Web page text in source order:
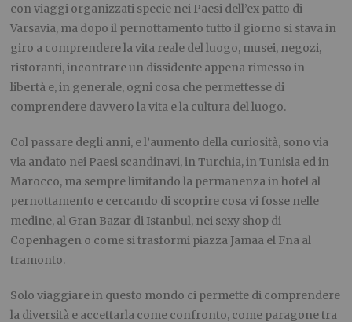
con viaggi organizzati specie nei Paesi dell’ex patto di
Varsavia, ma dopo il pernottamento tutto il giorno si stava in
giro a comprendere la vita reale del luogo, musei, negozi,
ristoranti, incontrare un dissidente appena rimesso in
libertà e, in generale, ogni cosa che permettesse di
comprendere davvero la vita e la cultura del luogo.
Col passare degli anni, e l’aumento della curiosità, sono via
via andato nei Paesi scandinavi, in Turchia, in Tunisia ed in
Marocco, ma sempre limitando la permanenza in hotel al
pernottamento e cercando di scoprire cosa vi fosse nelle
medine, al Gran Bazar di Istanbul, nei sexy shop di
Copenhagen o come si trasformi piazza Jamaa el Fna al
tramonto.
Solo viaggiare in questo mondo ci permette di comprendere
la diversità e accettarla come confronto, come paragone tra